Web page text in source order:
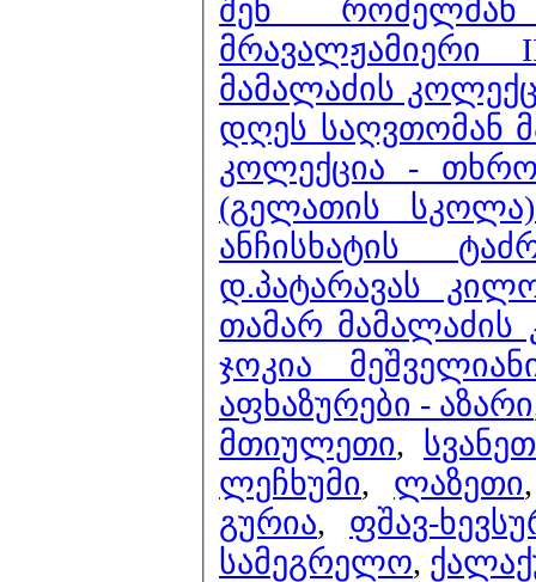
შენ რომელმან
მრავალჟამიერი
მამალაძის
დღეს საღვთომან
კოლექცია -
(გელათის
ანჩისხატის
დ.პატარავას
თამარ მამალაძის
ჯოკია
აფხაზურები - აზარი
მთიულეთი,
ლეჩხუმი, ლაზეთი
გურია, ფშავ-
სამეგრელო,